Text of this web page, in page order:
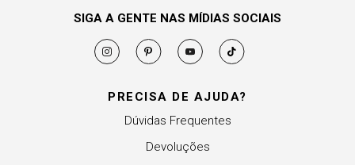
PRECISA DE AJUDA?
Dúvidas Frequentes
Devoluções
SIGA A GENTE NAS MÍDIAS SOCIAIS